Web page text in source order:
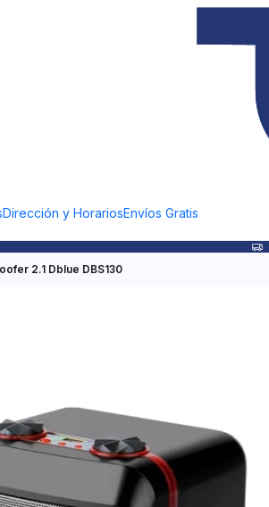
Dirección y HorariosEnvíos Gratis
2.1 Dblue DBS130